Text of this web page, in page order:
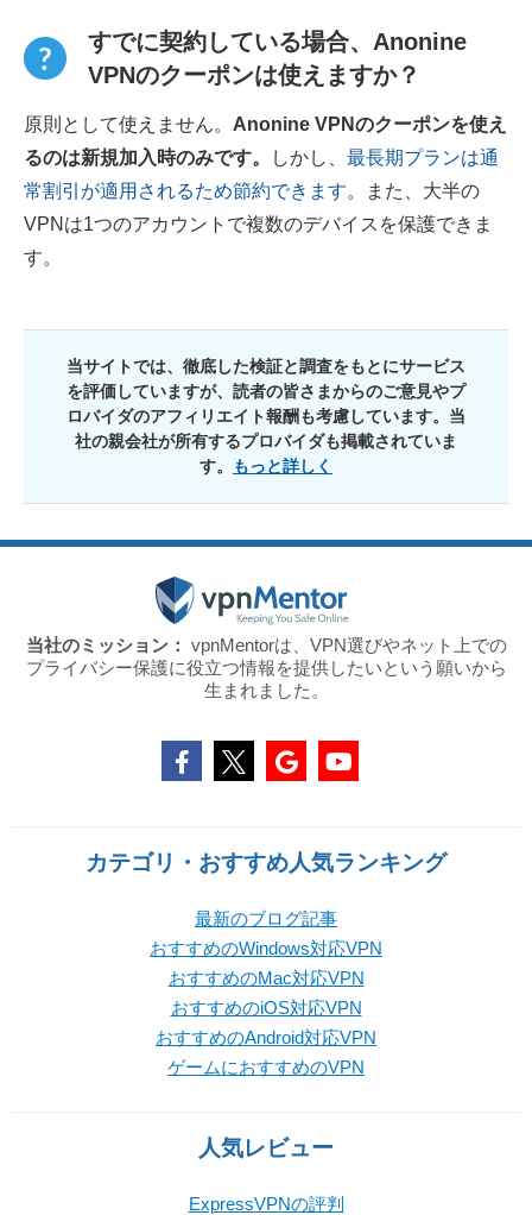
すでに契約している場合、Anonine
VPNのクーポンは使えますか？
原則として使えません。 Anonine VPNのクーポンを使え
るのは新規加入時のみです。
しかし、 最長期プランは通
常割引が適用されるため節約できます。また、大半の
VPNは1つのアカウントで複数のデバイスを保護できま
す。
当サイトでは、徹底した検証と調査をもとにサービス
を評価していますが、読者の皆さまからのご意見やプ
ロバイダのアフィリエイト報酬も考慮しています。当
社の親会社が所有するプロバイダも掲載されていま
す。
もっと詳しく
当社のミッション： vpnMentorは、VPN選びやネット上での
プライバシー保護に役立つ情報を提供したいという願いから
生まれました。
カテゴリ・おすすめ人気ランキング
最新のブログ記事
おすすめのWindows対応VPN
おすすめのMac対応VPN
おすすめのiOS対応VPN
おすすめのAndroid対応VPN
ゲームにおすすめのVPN
人気レビュー
ExpressVPNの評判